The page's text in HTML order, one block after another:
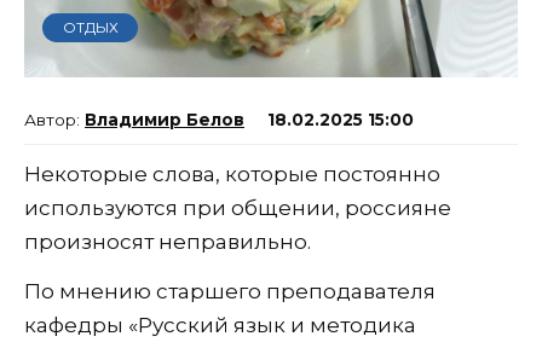
ОТДЫХ
Владимир Белов 18.02.2025 15:00
Некоторые слова, которые постоянно
используются при общении, россияне
произносят неправильно.
По мнению старшего преподавателя
кафедры «Русский язык и методика